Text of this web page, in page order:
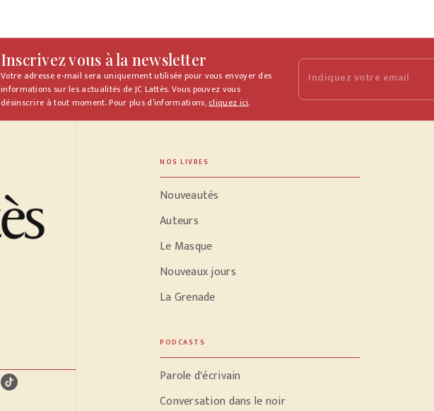
Inscrivez vous à la newsletter
Votre adresse e-mail sera uniquement utilisée pour vous envoyer des
informations sur les actualités de JC Lattès. Vous pouvez vous
désinscrire à tout moment. Pour plus d’informations,cliquez ici.
Indiquez votre email
NOS LIVRES
Nouveautés
Auteurs
Le Masque
Nouveaux jours
La Grenade
PODCASTS
Parole d'écrivain
Conversation dans le noir